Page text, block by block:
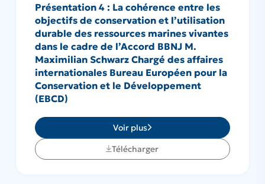
Présentation 4 : La cohérence entre les
objectifs de conservation et l’utilisation
durable des ressources marines vivantes
dans le cadre de l’Accord BBNJ M.
Maximilian Schwarz Chargé des affaires
internationales Bureau Européen pour la
Conservation et le Développement
(EBCD)
Voir plus
Télécharger